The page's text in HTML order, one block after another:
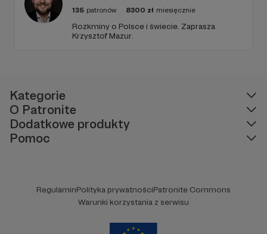
135 patronów 8300 zł miesięcznie
Rozkminy o Polsce i świecie. Zaprasza
Krzysztof Mazur.
Kategorie
O Patronite
Dodatkowe produkty
Pomoc
RegulaminPolityka prywatnościPatronite Commons
Warunki korzystania z serwisu